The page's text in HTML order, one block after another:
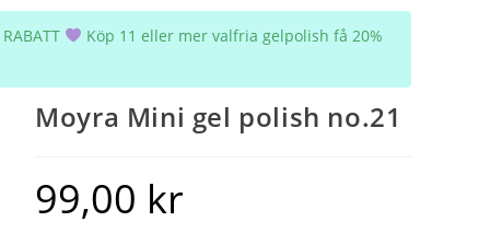
Köp 11 eller mer valfria gelpolish få 20%
Moyra Mini gel polish no.21
99,00 kr